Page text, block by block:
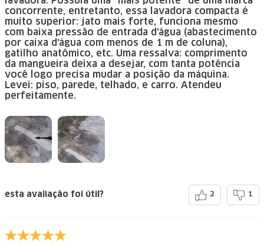
concorrente, entretanto, essa lavadora compacta é
muito superior: jato mais forte, funciona mesmo
com baixa pressão de entrada d'água (abastecimento
por caixa d'água com menos de 1 m de coluna),
gatilho anatômico, etc. Uma ressalva: comprimento
da mangueira deixa a desejar, com tanta potência
você logo precisa mudar a posição da máquina.
Levei: piso, parede, telhado, e carro. Atendeu
perfeitamente.
esta avaliação foi útil? 2 1